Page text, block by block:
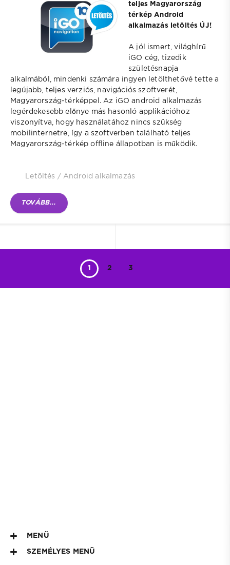
teljes Magyarország
térkép Android
alkalmazás letöltés ÚJ!
A jól ismert, világhírű
iGO cég, tizedik
születésnapja
alkalmából, mindenki számára ingyen letölthetővé tette a
legújabb, teljes verziós, navigációs szoftverét,
Magyarország-térképpel. Az iGO android alkalmazás
legérdekesebb előnye más hasonló applikációhoz
viszonyítva, hogy használatához nincs szükség
mobilinternetre, így a szoftverben található teljes
Magyarország-térkép offline állapotban is működik.
Letöltés / Android alkalmazás
TOVÁBB...
1 2 3
MENÜ
SZEMÉLYES MENÜ